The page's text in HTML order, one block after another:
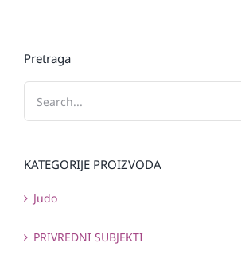
Pretraga
KATEGORIJE PROIZVODA
Judo
PRIVREDNI SUBJEKTI